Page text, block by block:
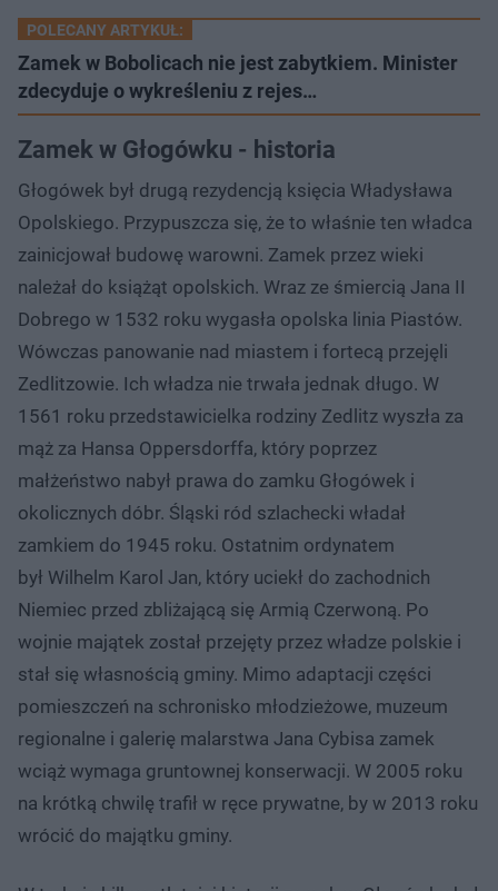
POLECANY ARTYKUŁ:
Zamek w Bobolicach nie jest zabytkiem. Minister
zdecyduje o wykreśleniu z rejes…
Zamek w Głogówku - historia
Głogówek był drugą rezydencją księcia Władysława
Opolskiego. Przypuszcza się, że to właśnie ten władca
zainicjował budowę warowni. Zamek przez wieki
należał do książąt opolskich. Wraz ze śmiercią Jana II
Dobrego w 1532 roku wygasła opolska linia Piastów.
Wówczas panowanie nad miastem i fortecą przejęli
Zedlitzowie. Ich władza nie trwała jednak długo. W
1561 roku przedstawicielka rodziny Zedlitz wyszła za
mąż za Hansa Oppersdorffa, który poprzez
małżeństwo nabył prawa do zamku Głogówek i
okolicznych dóbr. Śląski ród szlachecki władał
zamkiem do 1945 roku. Ostatnim ordynatem
był Wilhelm Karol Jan, który uciekł do zachodnich
Niemiec przed zbliżającą się Armią Czerwoną. Po
wojnie majątek został przejęty przez władze polskie i
stał się własnością gminy. Mimo adaptacji części
pomieszczeń na schronisko młodzieżowe, muzeum
regionalne i galerię malarstwa Jana Cybisa zamek
wciąż wymaga gruntownej konserwacji. W 2005 roku
na krótką chwilę trafił w ręce prywatne, by w 2013 roku
wrócić do majątku gminy.